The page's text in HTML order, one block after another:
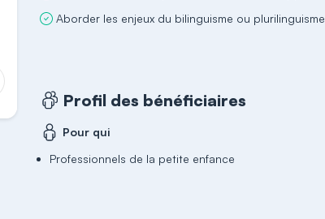
Aborder les enjeux du bilinguisme ou plurilinguisme
Profil des bénéficiaires
Pour qui
Professionnels de la petite enfance